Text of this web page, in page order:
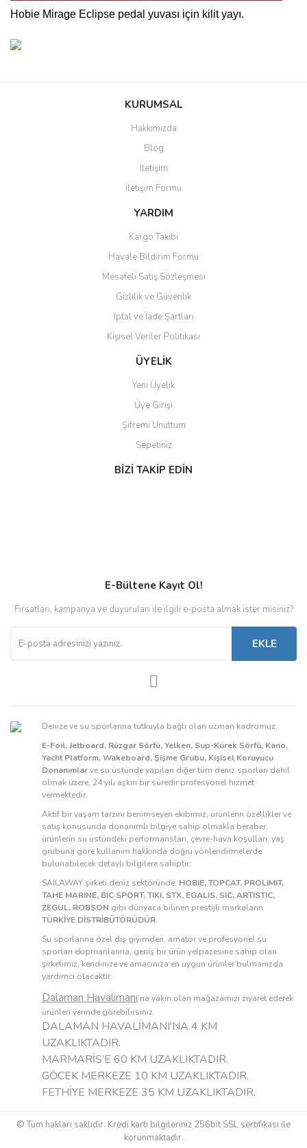
Hobie Mirage Eclipse pedal yuvası için kilit yayı.
Bu ürüne ilk yorumu siz yapın!
Ürün resmi kalitesiz, bozuk veya görüntülenemiyor.
Ürün açıklamasında eksik bilgiler bulunuyor.
Ürün bilgilerinde hatalar bulunuyor.
Ürün fiyatı diğer sitelerden daha pahalı.
Gönder
KURUMSAL
Hakkımızda
Blog
İletişim
İletişim Formu
YARDIM
Kargo Takibi
Havale Bildirim Formu
Mesafeli Satış Sözleşmesi
Gizlilik ve Güvenlik
İptal ve İade Şartları
Kişisel Veriler Politikası
ÜYELİK
Yeni Üyelik
Üye Girişi
Şifremi Unuttum
Sepetiniz
BİZİ TAKİP EDİN
E-Bültene Kayıt Ol!
Fırsatları, kampanya ve duyuruları ile ilgili e-posta almak ister misiniz?
EKLE
Denize ve su sporlarına tutkuyla bağlı olan uzman kadromuz;
E-Foil, Jetboard, Rüzgar Sörfü, Yelken, Sup-Kürek Sörfü, Kano,
Yacht Platform, Wakeboard, Şişme Grubu, Kişisel Koruyucu
Donanımlarve su üstünde yapılan diğer tüm deniz sporları dahil
olmak üzere, 24 yılı aşkın bir süredir profesyonel hizmet
vermektedir.
Aktif bir yaşam tarzını benimseyen ekibimiz, ürünlerin özellikler ve
satış konusunda donanımlı bilgiye sahip olmakla beraber,
ürünlerin su üstündeki performansları, çevre-hava koşulları, yaş
grubuna göre kullanım hakkında doğru yönlendirmelerde
bulunabilecek detaylı bilgilere sahiptir.
SAILAWAY şirketi deniz sektöründe, HOBIE, TOPCAT, PROLIMIT,
TAHE MARINE, BIC SPORT, TIKI, STX, EGALIS, SIC, ARTISTIC,
ZEGUL, ROBSON gibi dünyaca bilinen prestijli markaların
TÜRKİYE DİSTRİBÜTÖRÜDÜR.
Su sporlarına özel dış giyimden, amatör ve profesyonel su
sporları ekipmanlarına, geniş bir ürün yelpazesine sahip olan
şirketimiz, kendinize ve amacınıza en uygun ürünler bulmanızda
yardımcı olacaktır.
Dalaman Havalimanı’na yakın olan mağazamızı ziyaret ederek
ürünleri yerinde görebilirsiniz.
DALAMAN HAVALİMANI'NA 4 KM
UZAKLIKTADIR.
MARMARİS’E 60 KM UZAKLIKTADIR.
GÖCEK MERKEZE 10 KM UZAKLIKTADIR.
FETHİYE MERKEZE 35 KM UZAKLIKTADIR.
© Tüm hakları saklıdır. Kredi kartı bilgileriniz 256bit SSL sertifikası ile
korunmaktadır.